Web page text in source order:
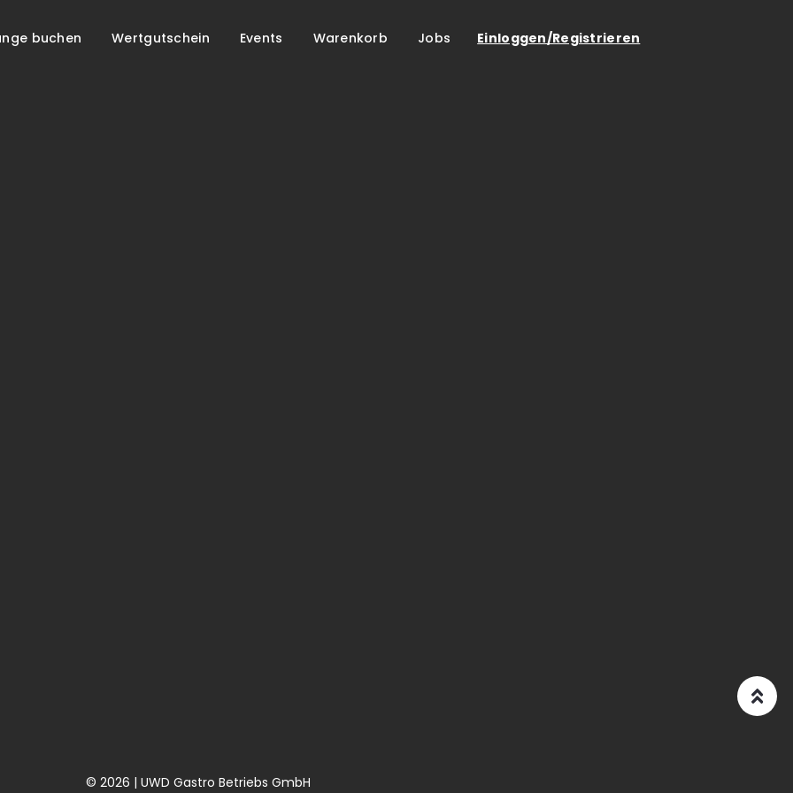
Einloggen/Registrieren
buchen Wertgutschein Events Warenkorb Jobs
© 2026 | UWD Gastro Betriebs GmbH